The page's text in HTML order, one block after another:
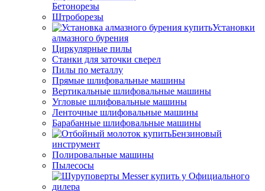
Бетонорезы
Штроборезы
Установки
алмазного бурения
Циркулярные пилы
Станки для заточки сверел
Пилы по металлу
Прямые шлифовальные машины
Вертикальные шлифовальные машины
Угловые шлифовальные машины
Ленточные шлифовальные машины
Барабанные шлифовальные машины
Бензиновый
инструмент
Полировальные машины
Пылесосы